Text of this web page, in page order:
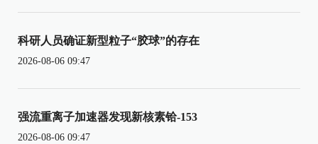
科研人员确证新型粒子“胶球”的存在
2026-08-06 09:47
强流重离子加速器发现新核素铪-153
2026-08-06 09:47